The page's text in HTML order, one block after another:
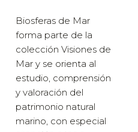
Biosferas de Mar
forma parte de la
colección Visiones de
Mar y se orienta al
estudio, comprensión
y valoración del
patrimonio natural
marino, con especial